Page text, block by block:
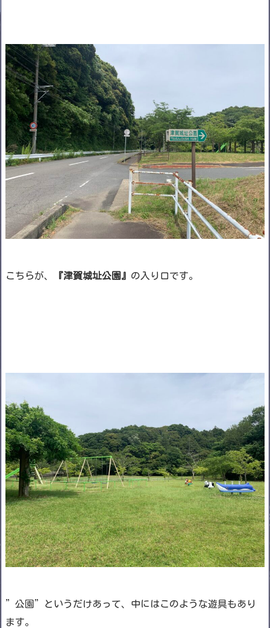
こちらが、 『津賀城址公園』 の入り口です。
”公園”というだけあって、中にはこのような遊具もあり
ます。